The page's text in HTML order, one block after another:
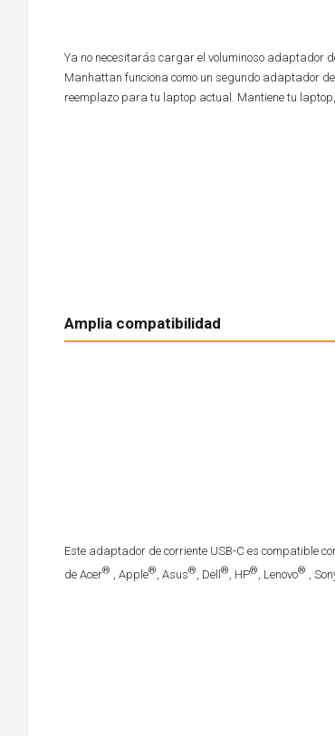
Ya no necesitarás cargar el voluminoso adaptador
Manhattan funciona como un segundo adaptador
reemplazo para tu laptop actual. Mantiene tu
Amplia compatibilidad
Este adaptador de corriente USB-C es compatible
de Acer® , Apple®, Asus®, Dell ®, HP®, Lenovo® ,